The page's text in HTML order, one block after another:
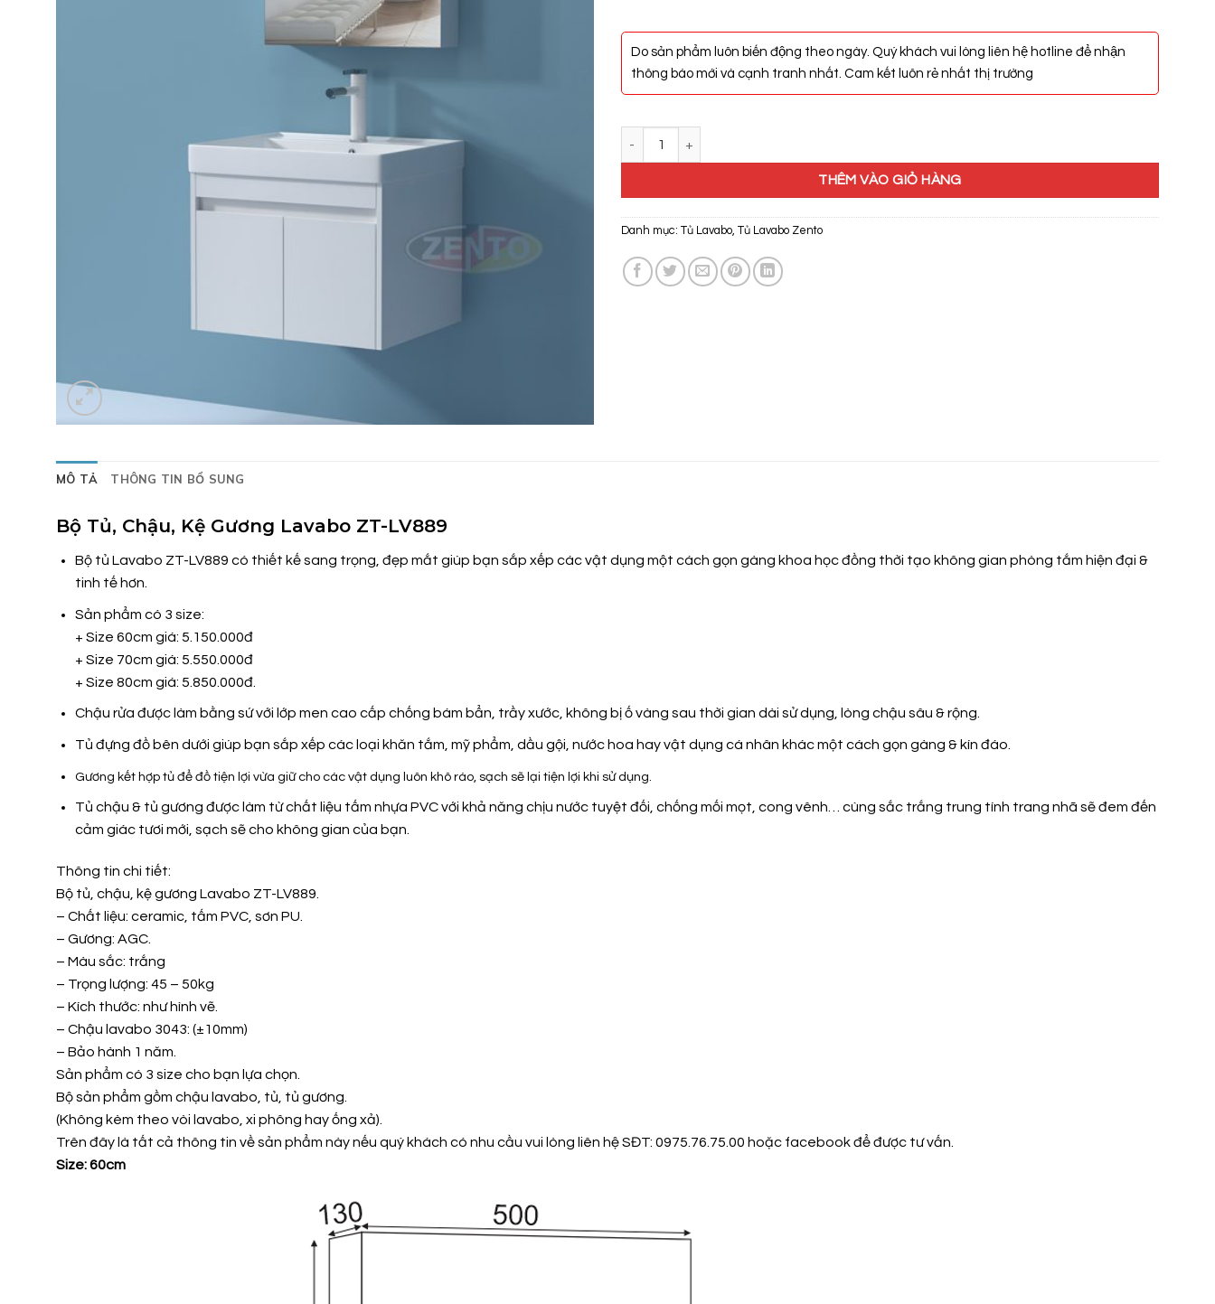
Do sản phẩm luôn biến động theo ngày. Quý khách vui lòng liên hệ hotline để nhận
thông báo mới và cạnh tranh nhất. Cam kết luôn rẻ nhất thị trường
THÊM VÀO GIỎ HÀNG
Danh mục: Tủ Lavabo, Tủ Lavabo Zento
MÔ TẢ THÔNG TIN BỔ SUNG
Bộ Tủ, Chậu, Kệ Gương Lavabo ZT-LV889
Bộ tủ Lavabo ZT-LV889 có thiết kế sang trọng, đẹp mắt giúp bạn sắp xếp các vật dụng một cách gọn gàng khoa học đồng thời tạo không gian phòng tắm hiện đại &
tinh tế hơn.
Sản phẩm có 3 size:
+ Size 60cm giá: 5.150.000đ
+ Size 70cm giá: 5.550.000đ
+ Size 80cm giá: 5.850.000đ.
Chậu rửa được làm bằng sứ với lớp men cao cấp chống bám bẩn, trầy xước, không bị ố vàng sau thời gian dài sử dụng, lòng chậu sâu & rộng.
Tủ đựng đồ bên dưới giúp bạn sắp xếp các loại khăn tắm, mỹ phẩm, dầu gội, nước hoa hay vật dụng cá nhân khác một cách gọn gàng & kín đáo.
Gương kết hợp tủ để đồ tiện lợi vừa giữ cho các vật dụng luôn khô ráo, sạch sẽ lại tiện lợi khi sử dụng.
Tủ chậu & tủ gương được làm từ chất liệu tấm nhựa PVC với khả năng chịu nước tuyệt đối, chống mối mọt, cong vênh… cùng sắc trắng trung tính trang nhã sẽ đem đến
cảm giác tươi mới, sạch sẽ cho không gian của bạn.
Thông tin chi tiết:
Bộ tủ, chậu, kệ gương Lavabo ZT-LV889.
– Chất liệu: ceramic, tấm PVC, sơn PU.
– Gương: AGC.
– Màu sắc: trắng
– Trọng lượng: 45 – 50kg
– Kích thước: như hình vẽ.
– Chậu lavabo 3043: (±10mm)
– Bảo hành 1 năm.
Sản phẩm có 3 size cho bạn lựa chọn.
Bộ sản phẩm gồm chậu lavabo, tủ, tủ gương.
(Không kèm theo vòi lavabo, xi phông hay ống xả).
Trên đây là tất cả thông tin về sản phẩm này nếu quý khách có nhu cầu vui lòng liên hệ SĐT: 0975.76.75.00 hoặc facebookđể được tư vấn.
Size: 60cm